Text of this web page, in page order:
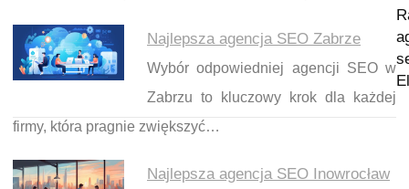
Najlepsza agencja SEO Zabrze
Wybór odpowiedniej agencji SEO w
Zabrzu to kluczowy krok dla każdej
firmy, która pragnie zwiększyć…
Najlepsza agencja SEO Inowrocław